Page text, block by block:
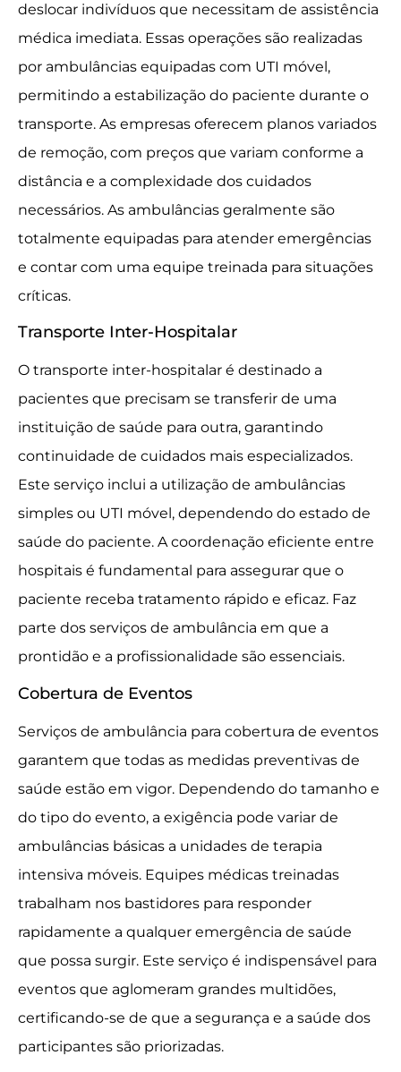
deslocar indivíduos que necessitam de assistência
médica imediata. Essas operações são realizadas
por ambulâncias equipadas com UTI móvel,
permitindo a estabilização do paciente durante o
transporte. As empresas oferecem planos variados
de remoção, com preços que variam conforme a
distância e a complexidade dos cuidados
necessários. As ambulâncias geralmente são
totalmente equipadas para atender emergências
e contar com uma equipe treinada para situações
críticas.
Transporte Inter-Hospitalar
O transporte inter-hospitalar é destinado a
pacientes que precisam se transferir de uma
instituição de saúde para outra, garantindo
continuidade de cuidados mais especializados.
Este serviço inclui a utilização de ambulâncias
simples ou UTI móvel, dependendo do estado de
saúde do paciente. A coordenação eficiente entre
hospitais é fundamental para assegurar que o
paciente receba tratamento rápido e eficaz. Faz
parte dos serviços de ambulância em que a
prontidão e a profissionalidade são essenciais.
Cobertura de Eventos
Serviços de ambulância para cobertura de eventos
garantem que todas as medidas preventivas de
saúde estão em vigor. Dependendo do tamanho e
do tipo do evento, a exigência pode variar de
ambulâncias básicas a unidades de terapia
intensiva móveis. Equipes médicas treinadas
trabalham nos bastidores para responder
rapidamente a qualquer emergência de saúde
que possa surgir. Este serviço é indispensável para
eventos que aglomeram grandes multidões,
certificando-se de que a segurança e a saúde dos
participantes são priorizadas.